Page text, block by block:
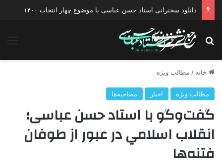
دانلود سخنرانی استاد حسن عباسی با موضوع چهار انتخاب ۱۴۰۰
جستجو برای
خانه / مطالب ویژه
مطالب ویژه اخبار مصاحبه‌ها
گفت‌وگو با استاد حسن عباسی؛
انقلاب اسلامي در عبور از طوفان
فتنه‌ها